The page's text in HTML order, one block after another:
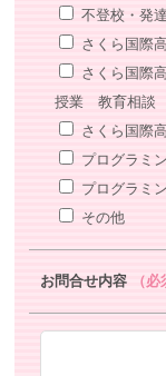
不登校・発
さくら国際
さくら国際
授業 教育相談
さくら国際
プログラミ
プログラミ
その他
お問合せ内容 （必